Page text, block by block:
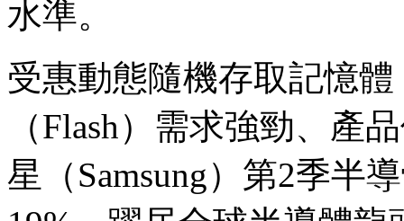
水準。
受惠動態隨機存取記憶
（Flash）需求強勁、產
星（Samsung）第2季半